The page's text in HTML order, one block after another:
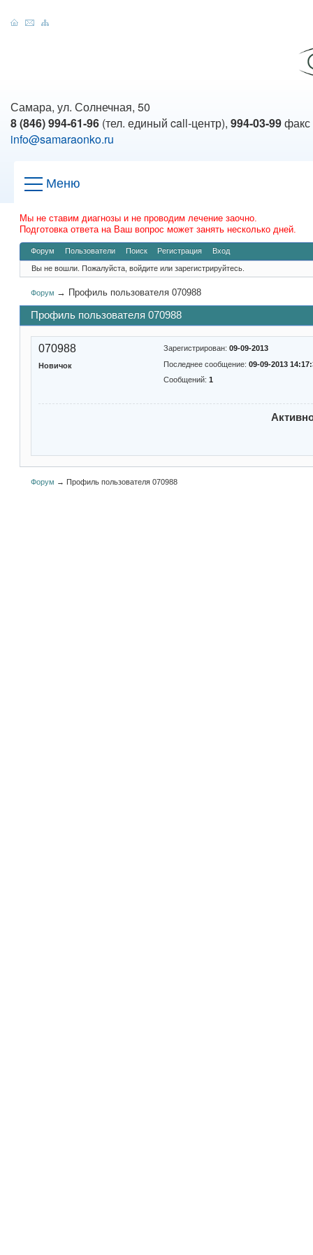
Самара, ул. Солнечная, 50
8 (846) 994-61-96 (тел. единый call-центр), 994-03-99факс
info@samaraonko.ru
Меню
Мы не ставим диагнозы и не проводим лечение заочно.
Подготовка ответа на Ваш вопрос может занять несколько дней.
Форум Пользователи Поиск Регистрация Вход
Вы не вошли. Пожалуйста, войдите или зарегистрируйтесь.
Форум → Профиль пользователя 070988
Профиль пользователя 070988
070988
Новичок
Зарегистрирован: 09-09-2013
Последнее сообщение: 09-09-2013
Сообщений: 1
Форум → Профиль пользователя 070988